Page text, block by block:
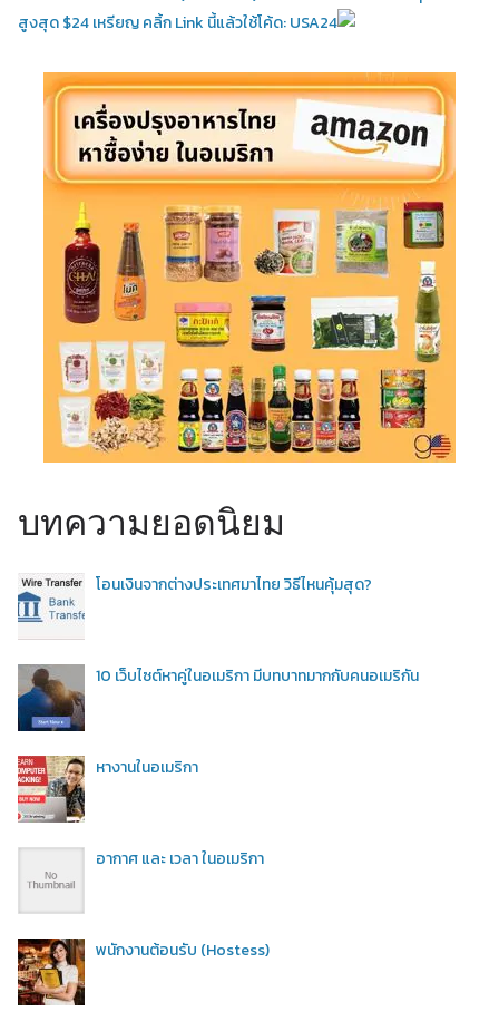
สูงสุด $24 เหรียญ คลิ้ก Link นี้แล้วใช้โค้ด: USA24
บทความยอดนิยม
โอนเงินจากต่างประเทศมาไทย วิธีไหนคุ้มสุด?
10 เว็บไซต์หาคู่ในอเมริกา มีบทบาทมากกับคนอเมริกัน
หางานในอเมริกา
อากาศ และ เวลา ในอเมริกา
พนักงานต้อนรับ (Hostess)